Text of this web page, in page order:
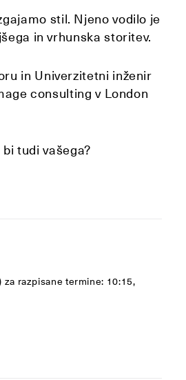
stil. Njeno vodilo je
in vrhunska storitev.
in Univerzitetni inženir
consulting v London
tudi vašega?
razpisane termine: 10:15,